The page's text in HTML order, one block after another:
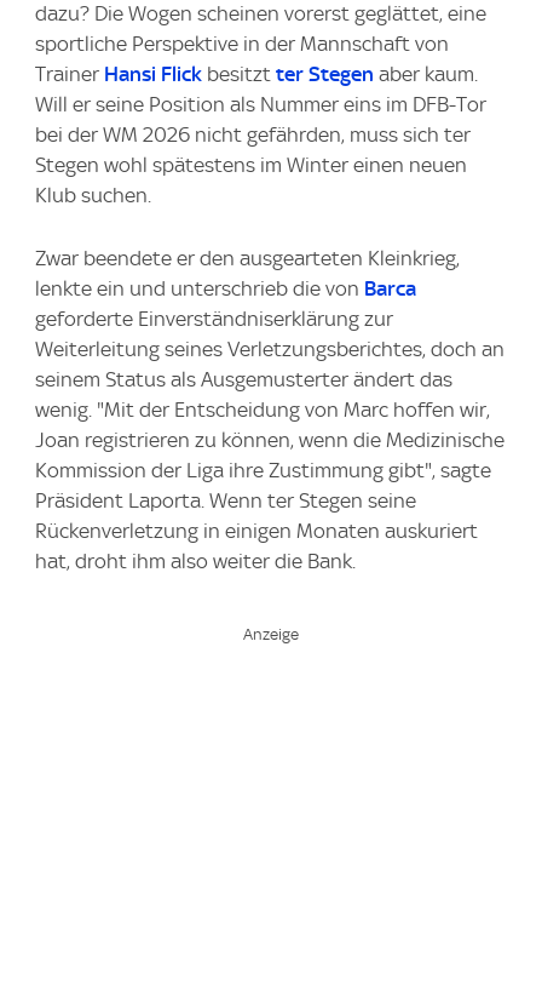
dazu? Die Wogen scheinen vorerst geglättet, eine
sportliche Perspektive in der Mannschaft von
Trainer Hansi Flick besitzt ter Stegen aber kaum.
Will er seine Position als Nummer eins im DFB-Tor
bei der WM 2026 nicht gefährden, muss sich ter
Stegen wohl spätestens im Winter einen neuen
Klub suchen.
Zwar beendete er den ausgearteten Kleinkrieg,
lenkte ein und unterschrieb die von Barca
geforderte Einverständniserklärung zur
Weiterleitung seines Verletzungsberichtes, doch an
seinem Status als Ausgemusterter ändert das
wenig. "Mit der Entscheidung von Marc hoffen wir,
Joan registrieren zu können, wenn die Medizinische
Kommission der Liga ihre Zustimmung gibt", sagte
Präsident Laporta. Wenn ter Stegen seine
Rückenverletzung in einigen Monaten auskuriert
hat, droht ihm also weiter die Bank.